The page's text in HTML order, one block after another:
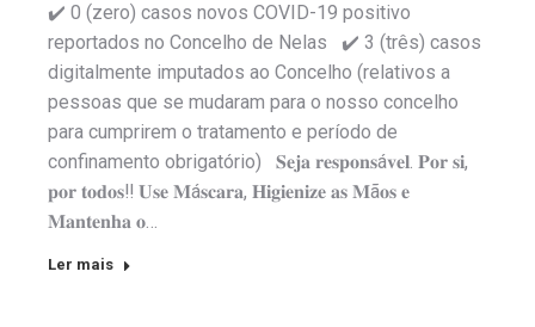
✔️ 0 (zero) casos novos COVID-19 positivo
reportados no Concelho de Nelas ✔️ 3 (três) casos
digitalmente imputados ao Concelho (relativos a
pessoas que se mudaram para o nosso concelho
para cumprirem o tratamento e período de
confinamento obrigatório) 𝐒𝐞𝐣𝐚 𝐫𝐞𝐬𝐩𝐨𝐧𝐬á𝐯𝐞𝐥. 𝐏𝐨𝐫 𝐬𝐢,
𝐩𝐨𝐫 𝐭𝐨𝐝𝐨𝐬‼️ 𝐔𝐬𝐞 𝐌á𝐬𝐜𝐚𝐫𝐚, 𝐇𝐢𝐠𝐢𝐞𝐧𝐢𝐳𝐞 𝐚𝐬 𝐌ã𝐨𝐬 𝐞
𝐌𝐚𝐧𝐭𝐞𝐧𝐡𝐚 𝐨…
Ler mais